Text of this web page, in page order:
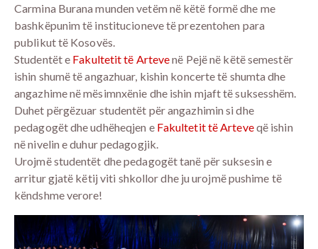
Carmina Burana munden vetëm në këtë formë dhe me
bashkëpunim të institucioneve të prezentohen para
publikut të Kosovës.
Studentët e Fakultetit të Artevenë Pejë në këtë semestër
ishin shumë të angazhuar, kishin koncerte të shumta dhe
angazhime në mësimnxënie dhe ishin mjaft të suksesshëm.
Duhet përgëzuar studentët për angazhimin si dhe
pedagogët dhe udhëheqjen e Fakultetit të Arteveqë ishin
në nivelin e duhur pedagogjik.
Urojmë studentët dhe pedagogët tanë për suksesin e
arritur gjatë këtij viti shkollor dhe ju urojmë pushime të
këndshme verore!